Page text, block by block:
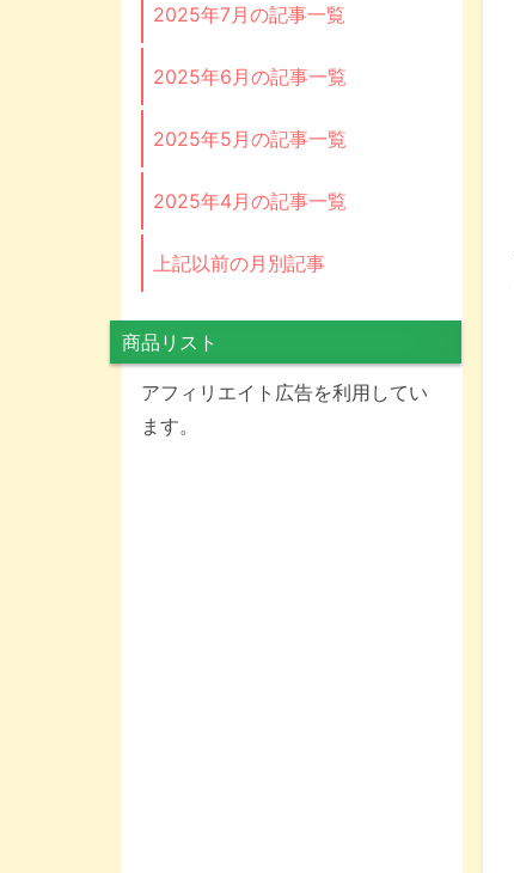
2025年7月の記事一覧
2025年6月の記事一覧
2025年5月の記事一覧
2025年4月の記事一覧
上記以前の月別記事
商品リスト
アフィリエイト広告を利用してい
ます。